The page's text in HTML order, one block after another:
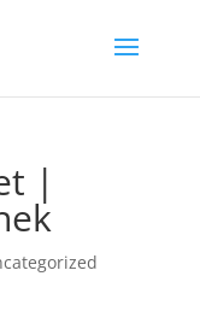
|